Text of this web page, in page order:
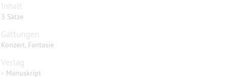
Inhalt
3 Sätze
Gattungen
Konzert, Fantasie
Verlag
• Manuskript